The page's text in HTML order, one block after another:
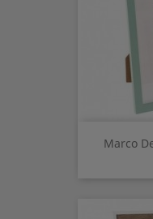
Marco